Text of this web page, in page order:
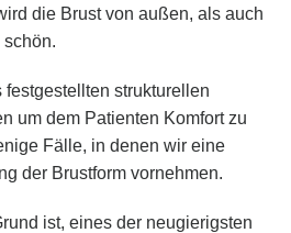
die Brust von außen, als auch
strukturellen
um dem Patienten Komfort zu
Fälle, in denen wir eine
der Brustform vornehmen.
ist, eines der neugierigsten